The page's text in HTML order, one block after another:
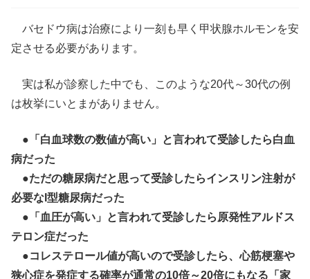
バセドウ病は治療により一刻も早く甲状腺ホルモンを安
定させる必要があります。
実は私が診察した中でも、このような20代～30代の例
は枚挙にいとまがありません。
●「白血球数の数値が高い」と言われて受診したら白血
病だった
●ただの糖尿病だと思って受診したらインスリン注射が
必要なI型糖尿病だった
●「血圧が高い」と言われて受診したら原発性アルドス
テロン症だった
●コレステロール値が高いので受診したら、心筋梗塞や
狭心症を発症する確率が通常の10倍～20倍にもなる「家